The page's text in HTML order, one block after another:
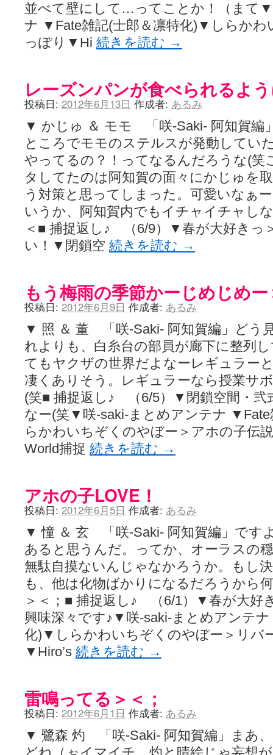
並べて壁にして…ってことか！（まて
ナ ▼Fate雑記(士郎＆凛特化)▼しらかわ
っぽり▼Hi 続きを読む →
レーズンパンが食べられるよ
投稿日: 2012年6月13日 作成者: あるみ
▼ かじゅ ＆ モモ 「咲-Saki- 阿知賀編
ところでモモのステルスが発動してい
やってるの？！ってなるんだろうな(笑
タしてたのは阿知賀の面々にかじゅを
う対策と思ってしまった。可愛いなぁ
いうか、阿知賀内でもイチャイチャし
＜■ 捕捉返し♪ （6/9）▼春が大好きっ
い！▼閉鎖空 続きを読む →
もう梅雨の季節かーじめじめ
投稿日: 2012年6月9日 作成者: あるみ
▼ 照 ＆ 董 「咲-Saki- 阿知賀編」どう
れよりも、白糸台の部員が廊下に整列
てもヤクザの世界だよなーレギュラー
凄くありそう。レギュラーなら授業サ
(笑■ 捕捉返し♪ （6/5）▼閉鎖空間・弐
なー(笑▼咲-saki-まとめアンテナ
らかわいちぞくのやぼー＞アホの子伝
World捕捉 続きを読む →
アホの子LOVE！
投稿日: 2012年6月5日 作成者: あるみ
▼ 憧 ＆ 玄 「咲-Saki- 阿知賀編」です
あると思うんだ。ってか、オーラスの
無駄自摸ないんじゃなかろうか。もし
も、他は化物ばかりになるだろうから
＞＜；■ 捕捉返し♪ （6/1）▼春が大好
興味深々です♪▼咲-saki-まとめアンテ
化)▼しらかわいちぞくのやぼー＞リバ
▼Hiro’s 続きを読む →
雷鳴ってる＞＜；
投稿日: 2012年6月1日 作成者: あるみ
▼ 鷺森 灼 「咲-Saki- 阿知賀編」まあ